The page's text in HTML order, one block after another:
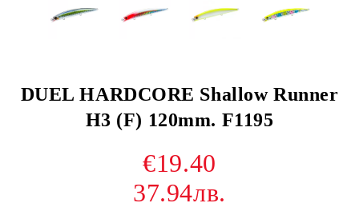
DUEL HARDCORE Shallow Runner
H3 (F) 120mm. F1195
€19.40
37.94лв.